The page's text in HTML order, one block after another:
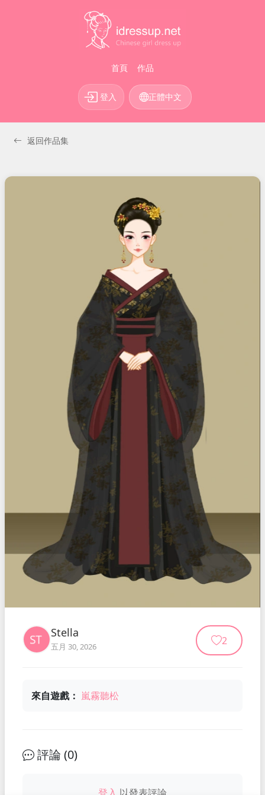
首頁 作品
登入 正體中文
返回作品集
Stella
五月 30, 2026 2
來自遊戲： 嵐霧聽松
評論 (0)